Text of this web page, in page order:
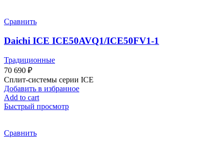
Сравнить
Daichi ICE ICE50AVQ1/ICE50FV1-1
Традиционные
70 690 ₽
Сплит-системы серии ICE
Добавить в избранное
Add to cart
Быстрый просмотр
Сравнить